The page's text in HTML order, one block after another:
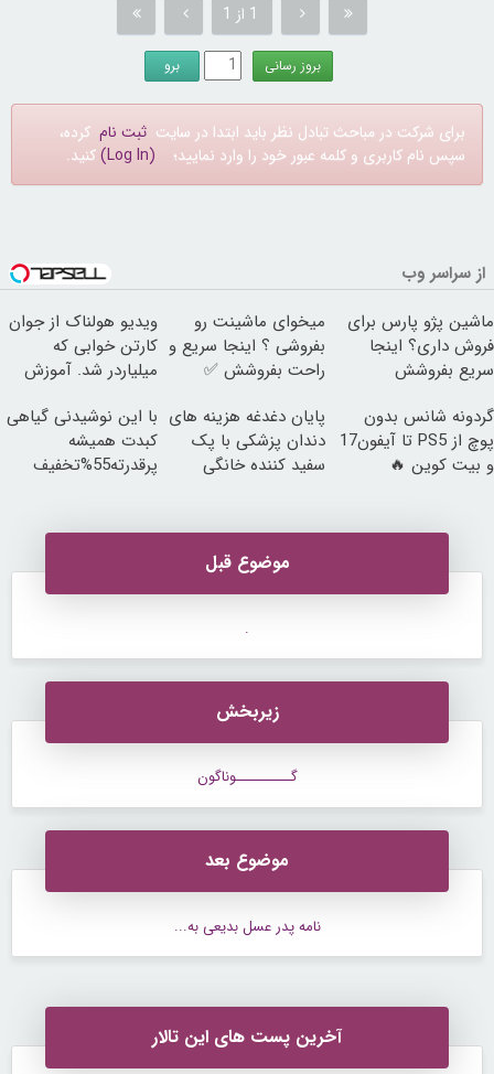
1 از 1
برای شرکت در مباحث تبادل نظر باید ابتدا در سایت ثبت نام کرده،
سپس نام کاربری و کلمه عبور خود را وارد نمایید؛ (Log In) کنید.
از سراسر وب
ماشین پژو پارس برای
فروش داری؟ اینجا
سریع بفروشش
میخوای ماشینت رو
بفروشی ؟ اینجا سریع و
راحت بفروشش ✅
ویدیو هولناک از جوان
کارتن خوابی که
میلیاردر شد. آموزش
گردونه شانس بدون
پوچ از PS5 تا آیفون17
و بیت کوین 🔥
پایان دغدغه هزینه های
دندان پزشکی با پک
سفید کننده خانگی
با این نوشیدنی گیاهی
کبدت همیشه
پرقدرته55%تخفیف
موضوع قبل
.
زیربخش
گــــــــــوناگون
موضوع بعد
نامه پدر عسل بدیعی به...
آخرین پست های این تالار